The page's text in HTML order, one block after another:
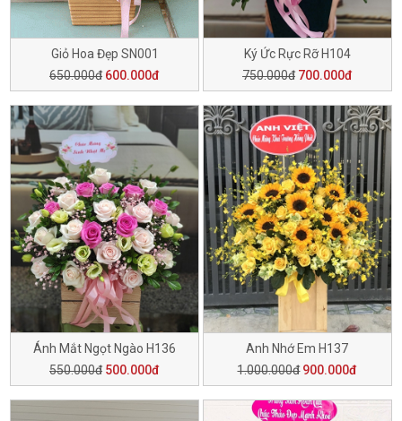
Giỏ Hoa Đẹp SN001
650.000đ 600.000đ
Ký Ức Rực Rỡ H104
750.000đ 700.000đ
Ánh Mắt Ngọt Ngào H136
550.000đ 500.000đ
Anh Nhớ Em H137
1.000.000đ 900.000đ